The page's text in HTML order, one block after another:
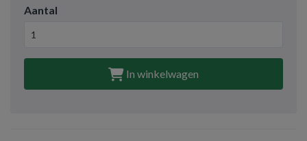
Aantal
In winkelwagen